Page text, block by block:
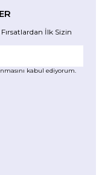
İlk Sizin
kabul ediyorum.